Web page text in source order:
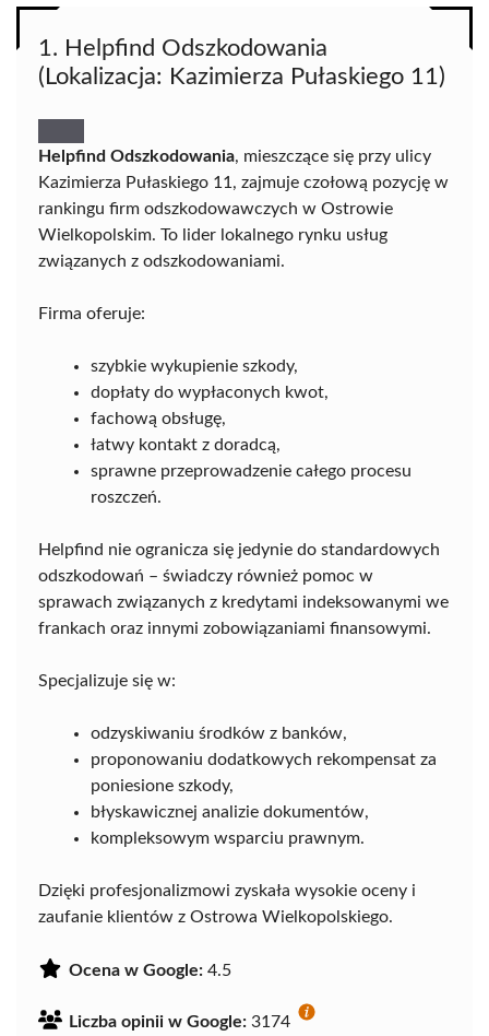
1. Helpfind Odszkodowania
(Lokalizacja: Kazimierza Pułaskiego 11)
Helpfind Odszkodowania, mieszczące się przy ulicy
Kazimierza Pułaskiego 11, zajmuje czołową pozycję w
rankingu firm odszkodowawczych w Ostrowie
Wielkopolskim. To lider lokalnego rynku usług
związanych z odszkodowaniami.
Firma oferuje:
szybkie wykupienie szkody,
dopłaty do wypłaconych kwot,
fachową obsługę,
łatwy kontakt z doradcą,
sprawne przeprowadzenie całego procesu
roszczeń.
Helpfind nie ogranicza się jedynie do standardowych
odszkodowań – świadczy również pomoc w
sprawach związanych z kredytami indeksowanymi we
frankach oraz innymi zobowiązaniami finansowymi.
Specjalizuje się w:
odzyskiwaniu środków z banków,
proponowaniu dodatkowych rekompensat za
poniesione szkody,
błyskawicznej analizie dokumentów,
kompleksowym wsparciu prawnym.
Dzięki profesjonalizmowi zyskała wysokie oceny i
zaufanie klientów z Ostrowa Wielkopolskiego.
Ocena w Google: 4.5
Liczba opinii w Google: 3174